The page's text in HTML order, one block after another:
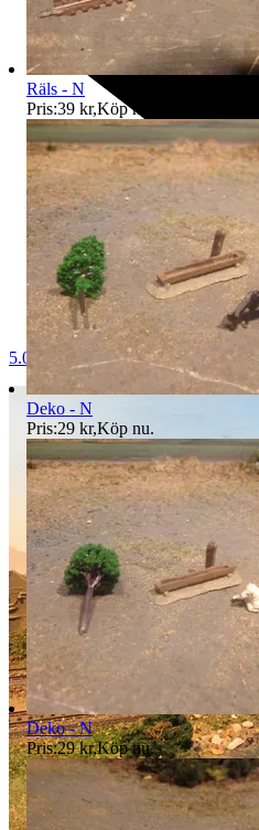
5.0
Räls - N
Pris:39 kr,Köp nu
Deko - N
Pris:29 kr,Köp nu.
Deko - N
Pris:29 kr,Köp nu.